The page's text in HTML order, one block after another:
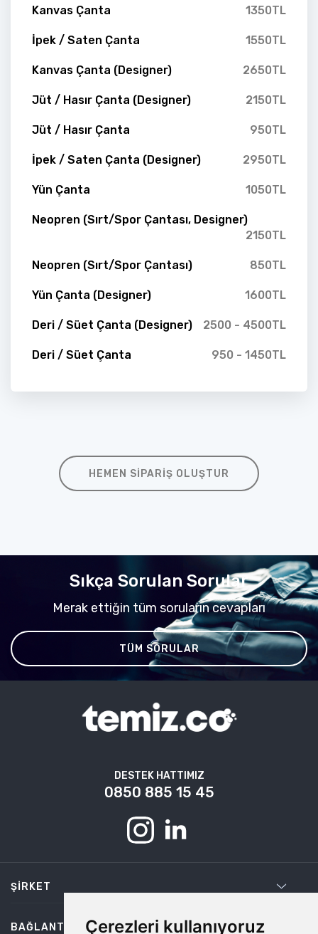
Çerezleri kullanıyoruz
Kanvas Çanta 1350TL
İpek / Saten Çanta 1550TL
Kanvas Çanta (Designer) 2650TL
Jüt / Hasır Çanta (Designer) 2150TL
Jüt / Hasır Çanta 950TL
İpek / Saten Çanta (Designer) 2950TL
Yün Çanta 1050TL
Neopren (Sırt/Spor Çantası, Designer)
2150TL
Neopren (Sırt/Spor Çantası) 850TL
Yün Çanta (Designer) 1600TL
Deri / Süet Çanta (Designer) 2500 - 4500TL
Deri / Süet Çanta 950 - 1450TL
HEMEN SIPARIŞ OLUŞTUR
Sıkça Sorulan Sorular
Merak ettiğin tüm soruların cevapları
TÜM SORULAR
DESTEK HATTIMIZ
0850 885 15 45
ŞIRKET
BAĞLANTILAR